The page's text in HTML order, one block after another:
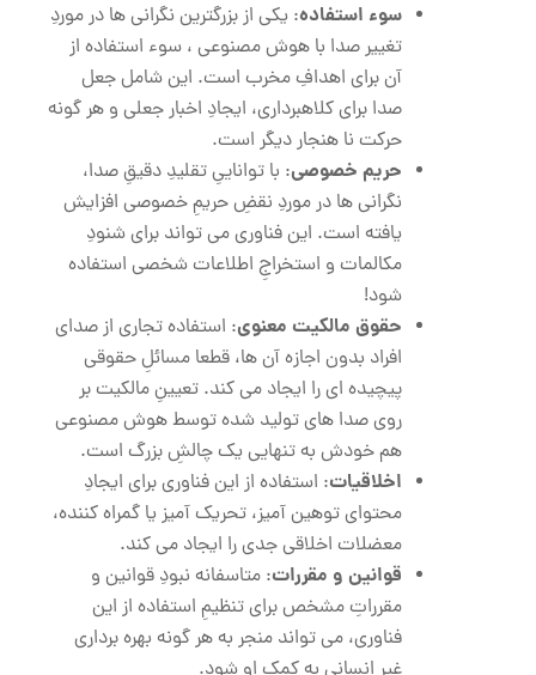
سوء استفاده: یکی از بزرگترین نگرانی ‌ها در موردِ
تغییر صدا با هوش مصنوعی ، سوء استفاده از
آن برای اهدافِ مخرب است. این شامل جعل
صدا برای کلاهبرداری، ایجادِ اخبار جعلی و هر گونه
حرکت نا هنجار دیگر است.
حریم خصوصی: با تواناییِ تقلیدِ دقیقِ صدا،
نگرانی ‌ها در موردِ نقضِ حریمِ خصوصی افزایش
یافته است. این فناوری می ‌تواند برای شنودِ
مکالمات و استخراجِ اطلاعات شخصی استفاده
شود!
حقوق مالکیت معنوی: استفاده‌ تجاری از صدای
افراد بدون اجازه آن ‌ها، قطعا مسائلِ حقوقی
پیچیده ‌ای را ایجاد می ‌کند. تعیینِ مالکیت بر
روی صدا های تولید شده توسط هوش مصنوعی
هم خودش به تنهایی یک چالشِ بزرگ است.
اخلاقیات: استفاده از این فناوری برای ایجادِ
محتوای توهین ‌آمیز، تحریک ‌آمیز یا گمراه‌ کننده،
معضلات اخلاقی جدی را ایجاد می کند.
قوانین و مقررات: متاسفانه نبودِ قوانین و
مقرراتِ مشخص برای تنظیمِ استفاده از این
فناوری، می ‌تواند منجر به هر گونه بهره برداری